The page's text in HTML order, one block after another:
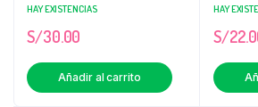
HAY EXISTENCIAS
S/30.00
Añadir al carrito
HAY
S/